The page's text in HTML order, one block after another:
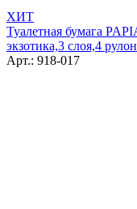
ХИТ
Туалетная бумага
экзотика,3 слоя,4
Арт.: 918-017